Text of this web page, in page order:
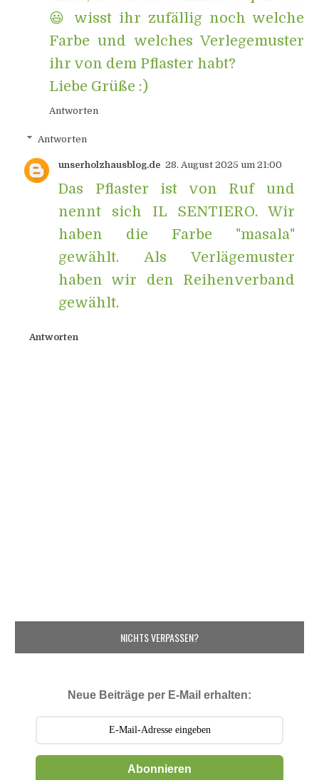
😃 wisst ihr zufällig noch welche
Farbe und welches Verlegemuster
ihr von dem Pflaster habt?
Liebe Grüße :)
Antworten
Antworten
unserholzhausblog.de 28. August 2025 um 21:00
Das Pflaster ist von Ruf und
nennt sich IL SENTIERO. Wir
haben die Farbe "masala"
gewählt. Als Verlägemuster
haben wir den Reihenverband
gewählt.
Antworten
NICHTS VERPASSEN?
Neue Beiträge per E-Mail erhalten:
Abonnieren